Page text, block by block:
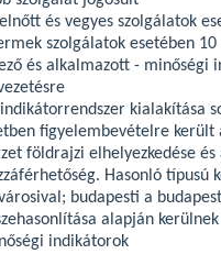
és vegyes szolgálatok
szolgálatok esetében
és alkalmazott - minőségi
kialakítása
figyelembevételre került
földrajzi elhelyezkedése
Hasonló típusú
budapesti a
alapján
indikátorok